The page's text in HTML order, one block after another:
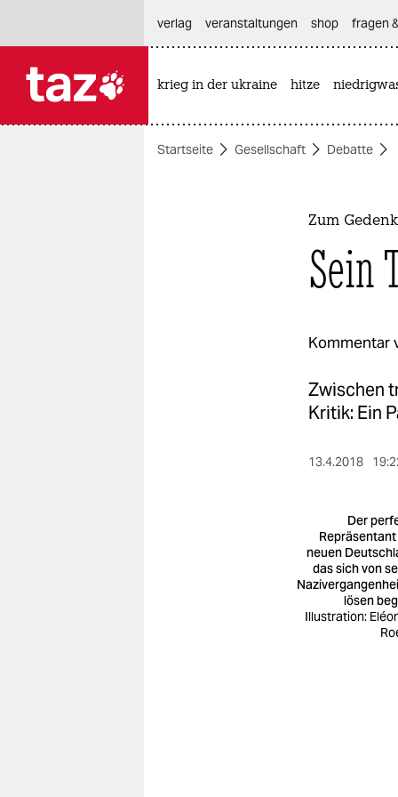
themen
verlag
veranstaltungen shop fragen
krieg in der ukraine hitze
Startseite Gesellschaft Debatte
Zum
Sein
Kommentar
Zwischen
Kritik: Ein
13.4.2018
Der
neuen
das sich von
lösen
Illustration: